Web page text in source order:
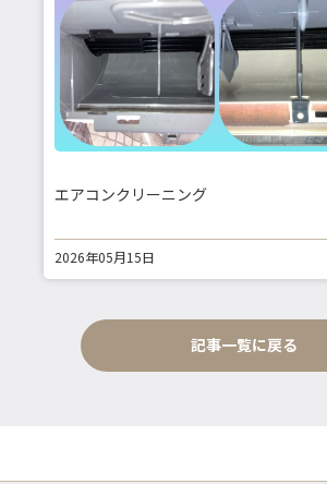
エアコンクリーニング
2026年05月15日
記事一覧に戻る